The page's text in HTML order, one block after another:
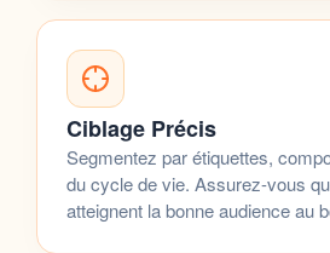
Ciblage Précis
Segmentez par étiquettes,
ducycle de vie. Assurez-vous
atteignent la bonne audience au